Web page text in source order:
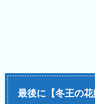
最後に【冬王の